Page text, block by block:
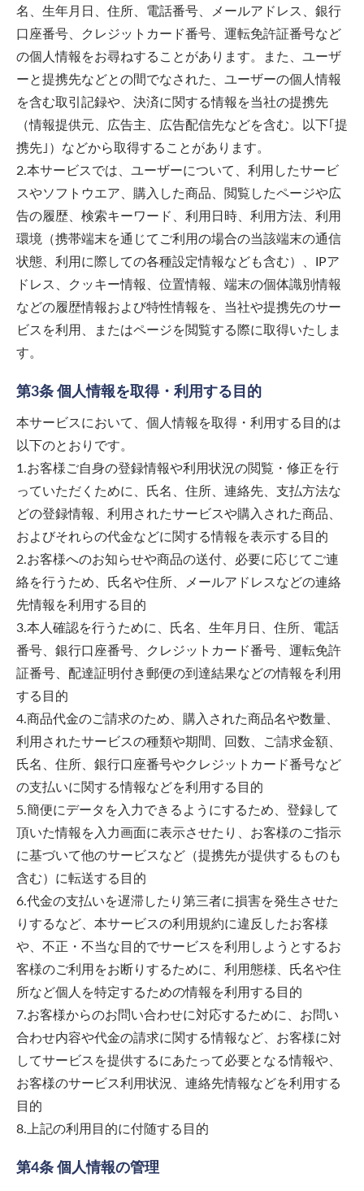
名、生年月日、住所、電話番号、メールアドレス、銀行
口座番号、クレジットカード番号、運転免許証番号など
の個人情報をお尋ねすることがあります。また、ユーザ
ーと提携先などとの間でなされた、ユーザーの個人情報
を含む取引記録や、決済に関する情報を当社の提携先
（情報提供元、広告主、広告配信先などを含む。以下｢提
携先｣）などから取得することがあります。
2.本サービスでは、ユーザーについて、利用したサービ
スやソフトウエア、購入した商品、閲覧したページや広
告の履歴、検索キーワード、利用日時、利用方法、利用
環境（携帯端末を通じてご利用の場合の当該端末の通信
状態、利用に際しての各種設定情報なども含む）、IPア
ドレス、クッキー情報、位置情報、端末の個体識別情報
などの履歴情報および特性情報を、当社や提携先のサー
ビスを利用、またはページを閲覧する際に取得いたしま
す。
第3条 個人情報を取得・利用する目的
本サービスにおいて、個人情報を取得・利用する目的は
以下のとおりです。
1.お客様ご自身の登録情報や利用状況の閲覧・修正を行
っていただくために、氏名、住所、連絡先、支払方法な
どの登録情報、利用されたサービスや購入された商品、
およびそれらの代金などに関する情報を表示する目的
2.お客様へのお知らせや商品の送付、必要に応じてご連
絡を行うため、氏名や住所、メールアドレスなどの連絡
先情報を利用する目的
3.本人確認を行うために、氏名、生年月日、住所、電話
番号、銀行口座番号、クレジットカード番号、運転免許
証番号、配達証明付き郵便の到達結果などの情報を利用
する目的
4.商品代金のご請求のため、購入された商品名や数量、
利用されたサービスの種類や期間、回数、ご請求金額、
氏名、住所、銀行口座番号やクレジットカード番号など
の支払いに関する情報などを利用する目的
5.簡便にデータを入力できるようにするため、登録して
頂いた情報を入力画面に表示させたり、お客様のご指示
に基づいて他のサービスなど（提携先が提供するものも
含む）に転送する目的
6.代金の支払いを遅滞したり第三者に損害を発生させた
りするなど、本サービスの利用規約に違反したお客様
や、不正・不当な目的でサービスを利用しようとするお
客様のご利用をお断りするために、利用態様、氏名や住
所など個人を特定するための情報を利用する目的
7.お客様からのお問い合わせに対応するために、お問い
合わせ内容や代金の請求に関する情報など、お客様に対
してサービスを提供するにあたって必要となる情報や、
お客様のサービス利用状況、連絡先情報などを利用する
目的
8.上記の利用目的に付随する目的
第4条 個人情報の管理